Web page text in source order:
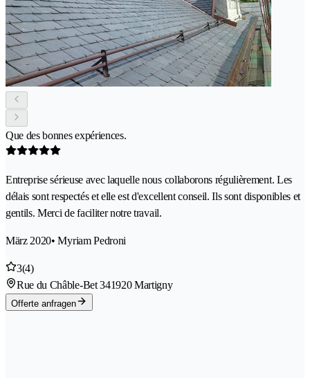
Que des bonnes expériences.
Entreprise sérieuse avec laquelle nous collaborons régulièrement. Les
délais sont respectés et elle est d'excellent conseil. Ils sont disponibles et
gentils. Merci de faciliter notre travail.
März 2020• Myriam Pedroni
3(4)
Rue du Châble-Bet 341920 Martigny
Offerte anfragen